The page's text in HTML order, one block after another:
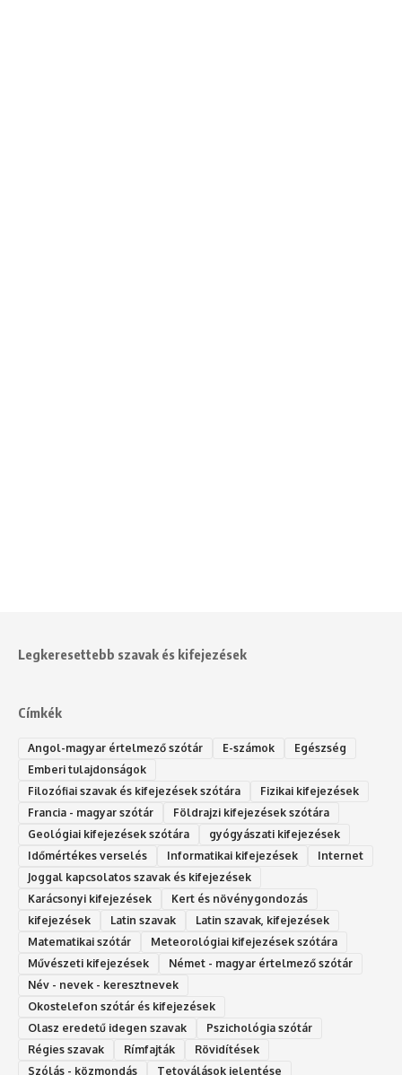
Legkeresettebb szavak és kifejezések
Címkék
Angol-magyar értelmező szótár E-számok
Egészség
Emberi tulajdonságok
Filozófiai szavak és kifejezések szótára
Fizikai kifejezések
Francia - magyar szótár
Földrajzi kifejezések szótára
Geológiai kifejezések szótára
gyógyászati kifejezések
Időmértékes verselés
Informatikai kifejezések
Internet
Joggal kapcsolatos szavak és kifejezések
Karácsonyi kifejezések
Kert és növénygondozás
kifejezések
Latin szavak
Latin szavak, kifejezések
Matematikai szótár
Meteorológiai kifejezések szótára
Művészeti kifejezések
Német - magyar értelmező szótár
Név - nevek - keresztnevek
Okostelefon szótár és kifejezések
Olasz eredetű idegen szavak
Ps‮gólohciz‬ia s‮átóz‬r
Régies szavak
Rímfajták
Rövidítések
Szólás - közmondás
Tetoválások jelentése